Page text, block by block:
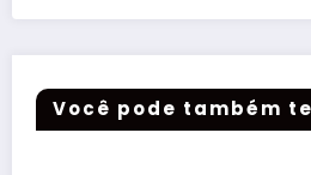
Você pode também